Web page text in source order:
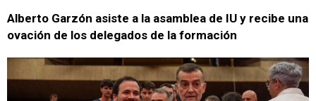
Alberto Garzón asiste a la asamblea de IU y recibe una
ovación de los delegados de la formación